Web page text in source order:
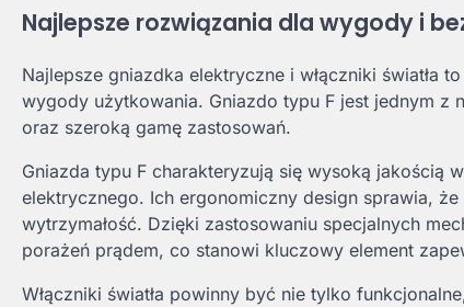
Najlepsze rozwiązania dla wygody i
Najlepsze gniazdka elektryczne i włączniki światła
wygody użytkowania. Gniazdo typu F jest jednym z
oraz szeroką gamę zastosowań.
Gniazda typu F charakteryzują się wysoką jakością
elektrycznego. Ich ergonomiczny design sprawia, że
wytrzymałość. Dzięki zastosowaniu specjalnych
porażeń prądem, co stanowi kluczowy element
Włączniki światła powinny być nie tylko